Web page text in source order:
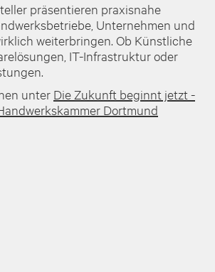
präsentieren praxisnahe
Unternehmen und
weiterbringen. Ob Künstliche
IT-Infrastruktur oder
unter Die Zukunft beginnt jetzt -
Dortmund